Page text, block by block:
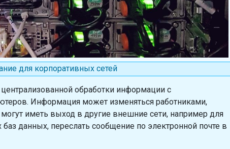
для корпоративных сетей
обработки информации с
Информация может изменяться работниками,
иметь выход в другие внешние сети, например для
данных, переслать сообщение по электронной почте в